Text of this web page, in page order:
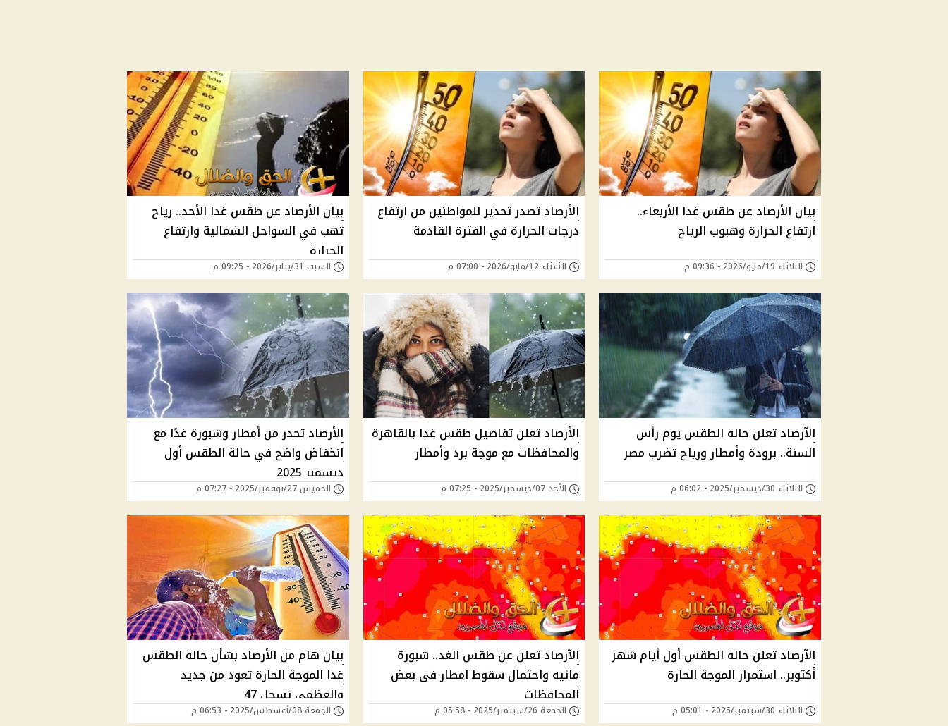
بيان الأرصاد عن طقس غدا الأربعاء..
ارتفاع الحرارة وهبوب الرياح
الثلاثاء 19/مايو/2026 - 09:36 م
الأرصاد تصدر تحذير للمواطنين من ارتفاع
درجات الحرارة في الفترة القادمة
الثلاثاء 12/مايو/2026 - 07:00 م
بيان الأرصاد عن طقس غدا الأحد.. رياح
تهب في السواحل الشمالية وارتفاع
الحرارة
السبت 31/يناير/2026 - 09:25 م
الآرصاد تعلن حالة الطقس يوم رأس
السنة.. برودة وأمطار ورياح تضرب مصر
الثلاثاء 30/ديسمبر/2025 - 06:02 م
الأرصاد تعلن تفاصيل طقس غدا بالقاهرة
والمحافظات مع موجة برد وأمطار
الأحد 07/ديسمبر/2025 - 07:25 م
الأرصاد تحذر من أمطار وشبورة غدًا مع
انخفاض واضح في حالة الطقس أول
ديسمبر 2025
الخميس 27/نوفمبر/2025 - 07:27 م
الآرصاد تعلن حاله الطقس أول أيام شهر
أكتوبر.. استمرار الموجة الحارة
الثلاثاء 30/سبتمبر/2025 - 05:01 م
الآرصاد تعلن عن طقس الغد.. شبورة
مائيه واحتمال سقوط امطار فى بعض
المحافظات
الجمعة 26/سبتمبر/2025 - 05:58 م
بيان هام من الأرصاد بشأن حالة الطقس
غدا الموجة الحارة تعود من جديد
والعظمى تسجل 47
الجمعة 08/أغسطس/2025 - 06:53 م